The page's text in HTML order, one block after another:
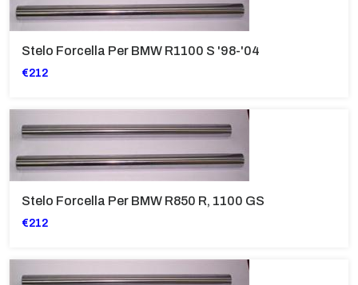
Stelo Forcella Per BMW R1100 S '98-'04
€212
Stelo Forcella Per BMW R850 R, 1100 GS
€212